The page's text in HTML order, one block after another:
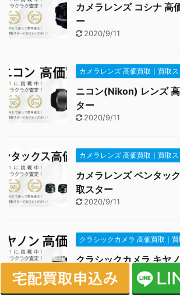
カメラレンズ コシナ 高
ー
2020/9/11
カメラレンズ 高価買取｜買取ス
ニコン(Nikon) レンズ
ター
2020/9/11
カメラレンズ 高価買取｜買取ス
カメラレンズ ペンタッ
取スター
2020/9/11
クラシックカメラ 高価買取｜
クラシックカメラ キヤ
取スター
2020/5/27